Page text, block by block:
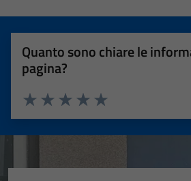
Quanto sono chiare le
pagina?
Valuta 5 stelle su 5
Valuta 4 stelle su 5
Valuta 3 stelle su 5
Valuta 2 stelle su 5
Valuta 1 stelle su 5